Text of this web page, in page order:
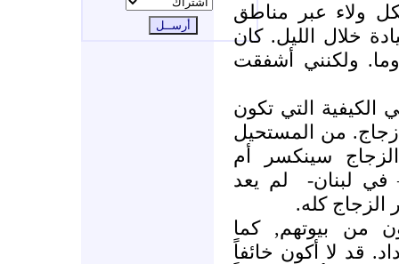
ولاء عبر مناطق
خلال الليل. كان
ولكنني أشفقت
التي تكون
من المستحيل
سينكسر أم
لبنان-
لم يعد
كله.
من بيوتهم, كما
قد لا أكون خائفاً